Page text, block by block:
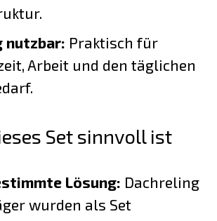
nutzbar: Praktisch für
Arbeit und den täglichen
Set sinnvoll ist
Lösung: Dachreling
wurden als Set